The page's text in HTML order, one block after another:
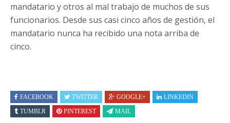
mandatario y otros al mal trabajo de muchos de sus
funcionarios. Desde sus casi cinco años de gestión, el
mandatario nunca ha recibido una nota arriba de
cinco.
FACEBOOK TWITTER GOOGLE+
LINKEDIN
TUMBLR
PINTEREST MAIL